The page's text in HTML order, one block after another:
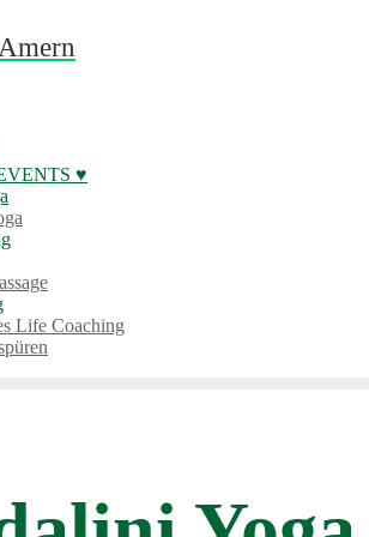
♥
Life Coaching